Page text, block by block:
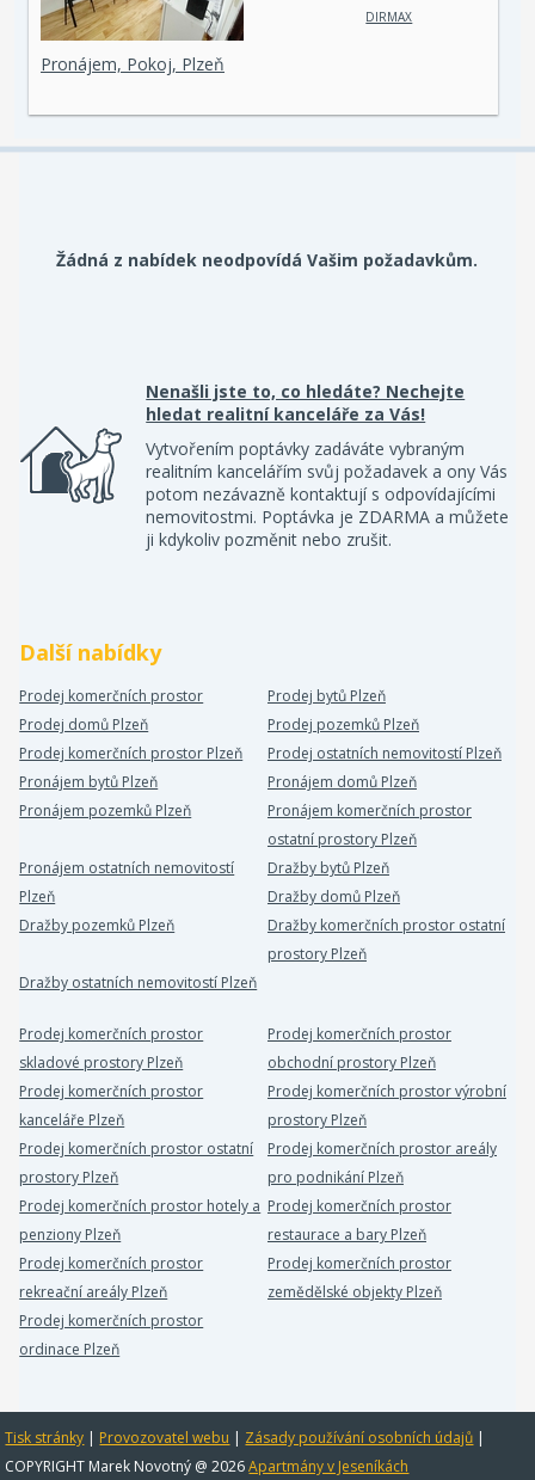
DIRMAX
Pronájem, Pokoj, Plzeň
Žádná z nabídek neodpovídá Vašim požadavkům.
Nenašli jste to, co hledáte? Nechejte
hledat realitní kanceláře za Vás!
Vytvořením poptávky zadáváte vybraným
realitním kancelářím svůj požadavek a ony Vás
potom nezávazně kontaktují s odpovídajícími
nemovitostmi. Poptávka je ZDARMA a můžete
ji kdykoliv pozměnit nebo zrušit.
Další nabídky
Prodej komerčních prostor
Prodej bytů Plzeň
Prodej domů Plzeň
Prodej pozemků Plzeň
Prodej komerčních prostor Plzeň
Prodej ostatních nemovitostí Plzeň
Pronájem bytů Plzeň
Pronájem domů Plzeň
Pronájem pozemků Plzeň
Pronájem komerčních prostor
ostatní prostory Plzeň
Pronájem ostatních nemovitostí
Plzeň
Dražby bytů Plzeň
Dražby domů Plzeň
Dražby pozemků Plzeň
Dražby komerčních prostor ostatní
prostory Plzeň
Dražby ostatních nemovitostí Plzeň
Prodej komerčních prostor
skladové prostory Plzeň
Prodej komerčních prostor
obchodní prostory Plzeň
Prodej komerčních prostor
kanceláře Plzeň
Prodej komerčních prostor výrobní
prostory Plzeň
Prodej komerčních prostor ostatní
prostory Plzeň
Prodej komerčních prostor areály
pro podnikání Plzeň
Prodej komerčních prostor hotely a
penziony Plzeň
Prodej komerčních prostor
restaurace a bary Plzeň
Prodej komerčních prostor
rekreační areály Plzeň
Prodej komerčních prostor
zemědělské objekty Plzeň
Prodej komerčních prostor
ordinace Plzeň
Tisk stránky | Provozovatel webu | Zásady používání osobních údajů |
COPYRIGHT Marek Novotný @ 2026Apartmány v Jeseníkách